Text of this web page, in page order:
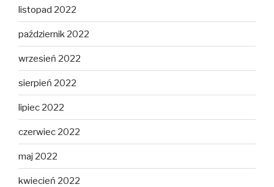
listopad 2022
październik 2022
wrzesień 2022
sierpień 2022
lipiec 2022
czerwiec 2022
maj 2022
kwiecień 2022